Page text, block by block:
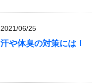
2021/06/25
汗や体臭の対策には！